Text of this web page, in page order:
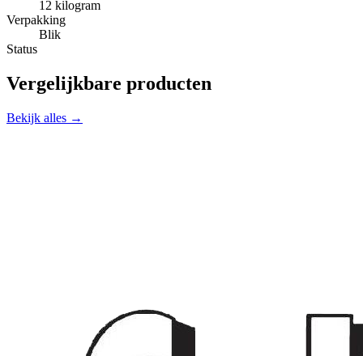
12 kilogram
Verpakking
Blik
Status
Vergelijkbare producten
Bekijk alles →